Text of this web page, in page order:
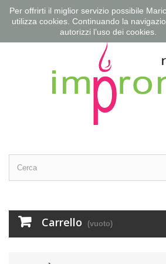
Carrello (vuoto)
Per offrirti il miglior servizio possibile
utilizza cookies. Continuando la
autorizzi l’uso dei cookies.